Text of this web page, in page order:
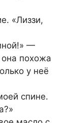
«Лиззи,
—
похожа
у неё
спине.